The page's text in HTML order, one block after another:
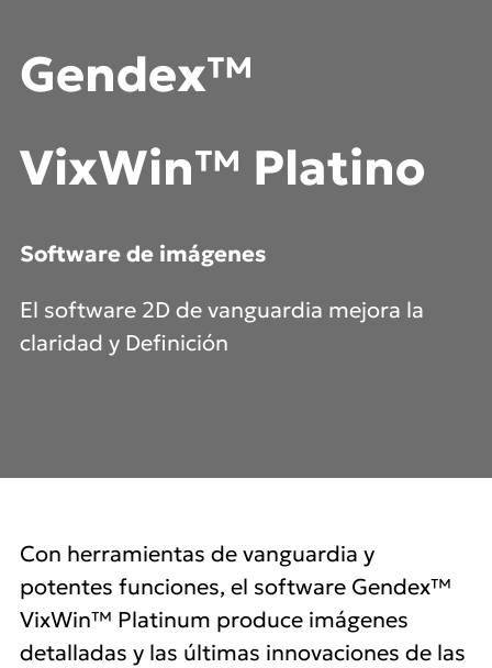
Gendex™
VixWin™ Platino
Software de imágenes
El software 2D de vanguardia mejora la
claridad y Definición
links
Con herramientas de vanguardia y
potentes funciones, el software Gendex™
VixWin™ Platinum produce imágenes
detalladas y las últimas innovaciones de las